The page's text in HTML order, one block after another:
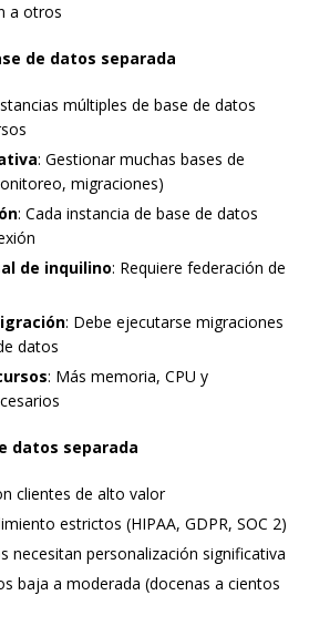
a otros
de datos separada
múltiples de base de datos
: Gestionar muchas bases de
migraciones)
: Cada instancia de base de datos
de inquilino: Requiere federación de
: Debe ejecutarse migraciones
datos
: Más memoria, CPU y
datos separada
clientes de alto valor
estrictos (HIPAA, GDPR, SOC 2)
necesitan personalización significativa
baja a moderada (docenas a cientos